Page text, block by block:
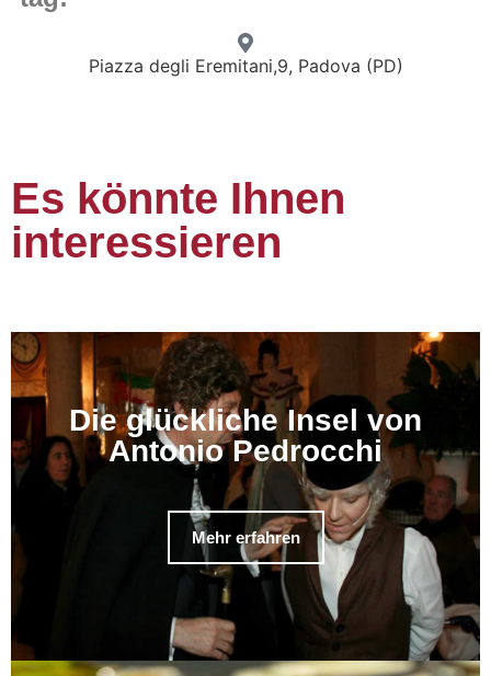
Piazza degli Eremitani,9, Padova (PD)
Es könnte Ihnen
interessieren
Die glückliche Insel von
Antonio Pedrocchi
Mehr erfahren